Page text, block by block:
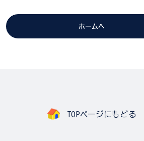
ホームへ
TOPページにもどる